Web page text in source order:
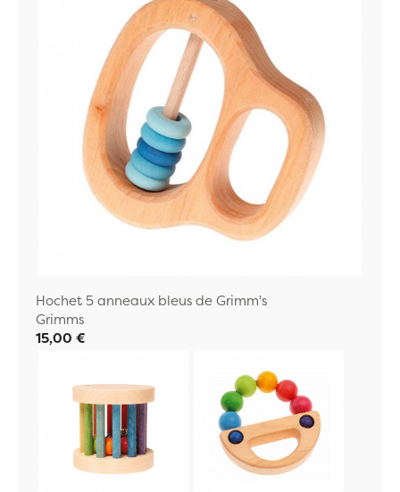
Hochet 5 anneaux bleus de Grimm's
Grimms
15,00 €